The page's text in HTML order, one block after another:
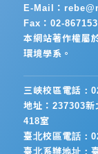
三峽校區電話：
地址：237303新
418室
臺北校區電話：
臺北系辦地址：
E-Mail：
Fax：02-
本網站著作權屬
環境學系。